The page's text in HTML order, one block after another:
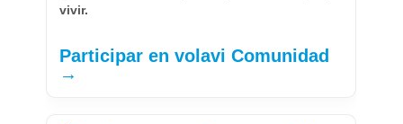
vivir.
Participar en volavi Comunidad
→